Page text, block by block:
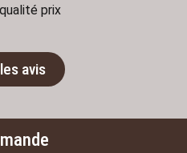
prix
avis